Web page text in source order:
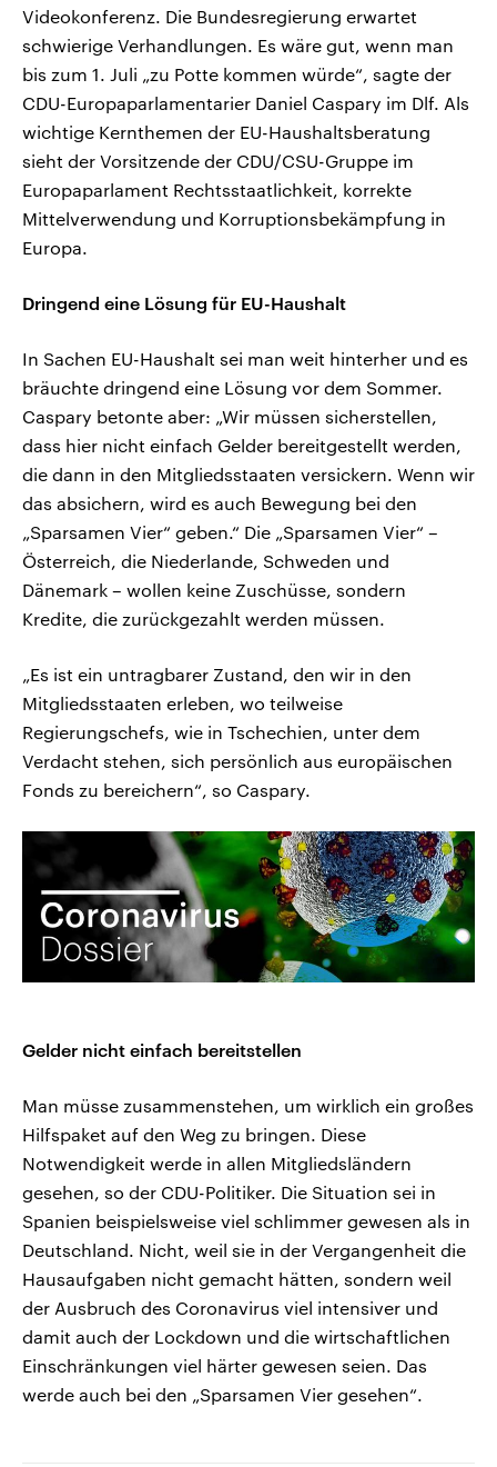
Videokonferenz. Die Bundesregierung erwartet
schwierige Verhandlungen. Es wäre gut, wenn man
bis zum 1. Juli „zu Potte kommen würde“, sagte der
CDU-Europaparlamentarier Daniel Caspary im Dlf. Als
wichtige Kernthemen der EU-Haushaltsberatung
sieht der Vorsitzende der CDU/CSU-Gruppe im
Europaparlament Rechtsstaatlichkeit, korrekte
Mittelverwendung und Korruptionsbekämpfung in
Europa.
Dringend eine Lösung für EU-Haushalt
In Sachen EU-Haushalt sei man weit hinterher und es
bräuchte dringend eine Lösung vor dem Sommer.
Caspary betonte aber: „Wir müssen sicherstellen,
dass hier nicht einfach Gelder bereitgestellt werden,
die dann in den Mitgliedsstaaten versickern. Wenn wir
das absichern, wird es auch Bewegung bei den
„Sparsamen Vier“ geben.“ Die „Sparsamen Vier“ –
Österreich, die Niederlande, Schweden und
Dänemark – wollen keine Zuschüsse, sondern
Kredite, die zurückgezahlt werden müssen.
„Es ist ein untragbarer Zustand, den wir in den
Mitgliedsstaaten erleben, wo teilweise
Regierungschefs, wie in Tschechien, unter dem
Verdacht stehen, sich persönlich aus europäischen
Fonds zu bereichern“, so Caspary.
Gelder nicht einfach bereitstellen
Man müsse zusammenstehen, um wirklich ein großes
Hilfspaket auf den Weg zu bringen. Diese
Notwendigkeit werde in allen Mitgliedsländern
gesehen, so der CDU-Politiker. Die Situation sei in
Spanien beispielsweise viel schlimmer gewesen als in
Deutschland. Nicht, weil sie in der Vergangenheit die
Hausaufgaben nicht gemacht hätten, sondern weil
der Ausbruch des Coronavirus viel intensiver und
damit auch der Lockdown und die wirtschaftlichen
Einschränkungen viel härter gewesen seien. Das
werde auch bei den „Sparsamen Vier gesehen“.